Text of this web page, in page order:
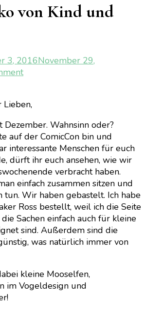
von Kind und
3, 2016November 29,
on
Kind
und
mit
Kind
Lieben,
Dezember. Wahnsinn oder?
auf der ComicCon bin und
interessante Menschen für euch
dürft ihr euch ansehen, wie wir
verbracht haben.
einfach zusammen sitzen und
tun. Wir haben gebastelt. Ich habe
Ross bestellt, weil ich die Seite
Sachen einfach auch für kleine
sind. Außerdem sind die
was natürlich immer von
kleine Mooselfen,
im Vogeldesign und